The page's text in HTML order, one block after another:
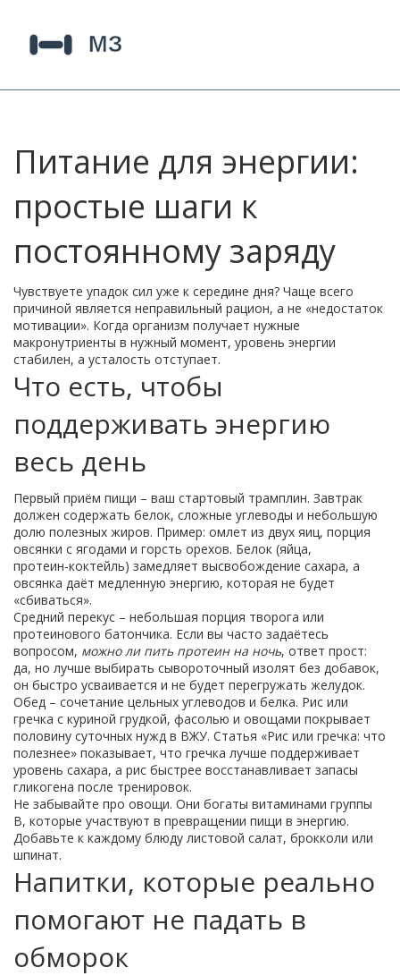
Питание для энергии:
простые шаги к
постоянному заряду
Чувствуете упадок сил уже к середине дня? Чаще всего
причиной является неправильный рацион, а не «недостаток
мотивации». Когда организм получает нужные
макронутриенты в нужный момент, уровень энергии
стабилен, а усталость отступает.
Что есть, чтобы
поддерживать энергию
весь день
Первый приём пищи – ваш стартовый трамплин. Завтрак
должен содержать белок, сложные углеводы и небольшую
долю полезных жиров. Пример: омлет из двух яиц, порция
овсянки с ягодами и горсть орехов. Белок (яйца,
протеин‑коктейль) замедляет высвобождение сахара, а
овсянка даёт медленную энергию, которая не будет
«сбиваться».
Средний перекус – небольшая порция творога или
протеинового батончика. Если вы часто задаётесь
вопросом, можно ли пить протеин на ночь, ответ прост:
да, но лучше выбирать сывороточный изолят без добавок,
он быстро усваивается и не будет перегружать желудок.
Обед – сочетание цельных углеводов и белка. Рис или
гречка с куриной грудкой, фасолью и овощами покрывает
половину суточных нужд в BЖУ. Статья «Рис или гречка: что
полезнее» показывает, что гречка лучше поддерживает
уровень сахара, а рис быстрее восстанавливает запасы
гликогена после тренировок.
Не забывайте про овощи. Они богаты витаминами группы
B, которые участвуют в превращении пищи в энергию.
Добавьте к каждому блюду листовой салат, брокколи или
шпинат.
Напитки, которые реально
помогают не падать в
обморок